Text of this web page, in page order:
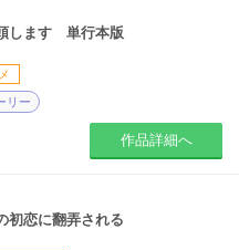
します 単行本版
リー
作品詳細へ
初恋に翻弄される